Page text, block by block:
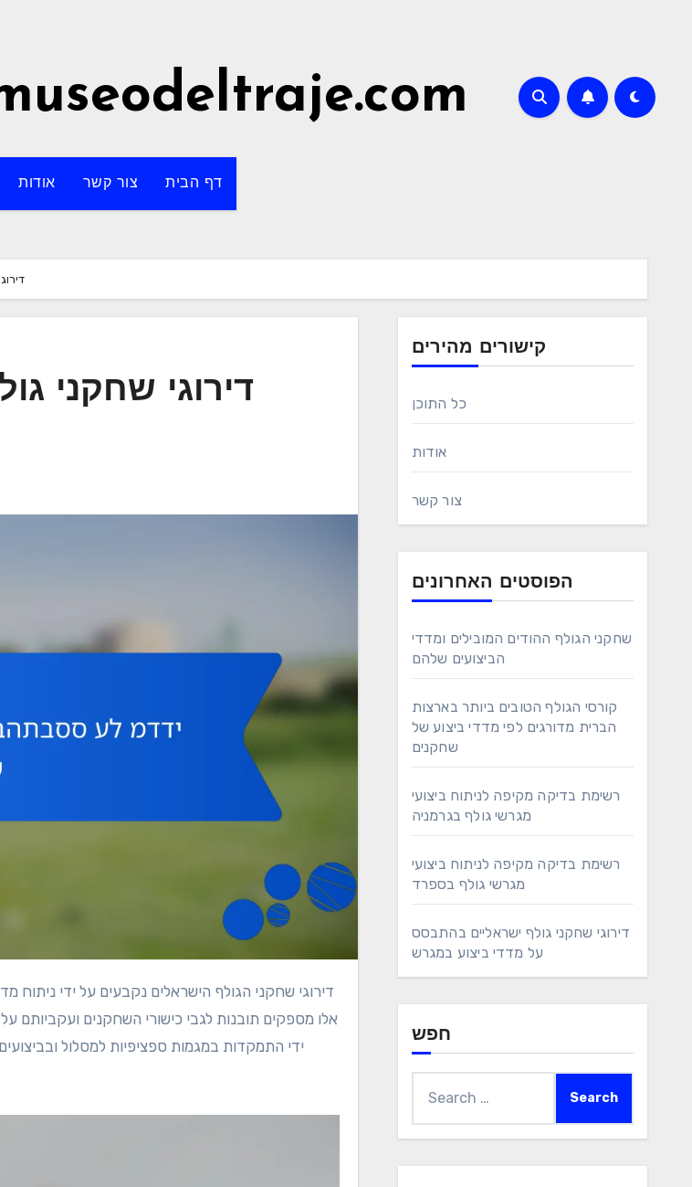
אודות צור קשר דף הבית
דירוגי שחקני
דירוגי שחקני הגולף הישראלים נקבעים על ידי ניתוח מדדי ביצוע מרכזיים כמו ממוצעי ניקוד, דיוק בנהיגה וסטטיסטיקות פוטינג. מדדים
אלו מספקים תובנות לגבי כישורי השחקנים ועקביותם
ידי התמקדות במגמות ספציפיות למסלול
קישורים מהירים
כל התוכן
אודות
צור קשר
הפוסטים האחרונים
שחקני הגולף ההודים המובילים ומדדי
הביצועים שלהם
קורסי הגולף הטובים ביותר בארצות
הברית מדורגים לפי מדדי ביצוע של
שחקנים
רשימת בדיקה מקיפה לניתוח ביצועי
מגרשי גולף בגרמניה
רשימת בדיקה מקיפה לניתוח ביצועי
מגרשי גולף בספרד
דירוגי שחקני גולף ישראליים בהתבסס
על מדדי ביצוע במגרש
חפש
for: